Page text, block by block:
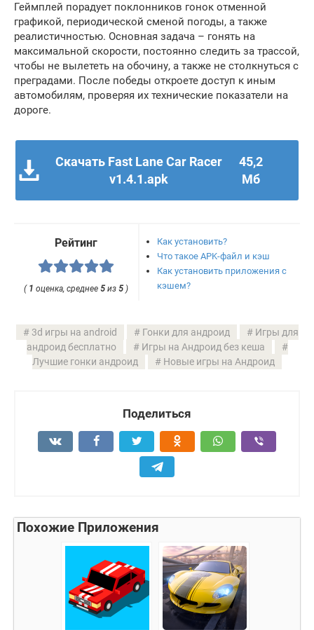
Геймплей порадует поклонников гонок отменной
графикой, периодической сменой погоды, а также
реалистичностью. Основная задача – гонять на
максимальной скорости, постоянно следить за трассой,
чтобы не вылететь на обочину, а также не столкнуться с
преградами. После победы откроете доступ к иным
автомобилям, проверяя их технические показатели на
дороге.
Скачать Fast Lane Car Racer
v1.4.1.apk
45,2
Мб
Рейтинг
( 1 оценка, среднее5 из5 )
Как установить?
Что такое APK-файл и кэш
Как установить приложения с
кэшем?
3d игры на android Гонки для андроид
Игры для
андроид бесплатно
Игры на Андроид без кеша
Лучшие гонки андроид
Новые игры на Андроид
Поделиться
Похожие Приложения